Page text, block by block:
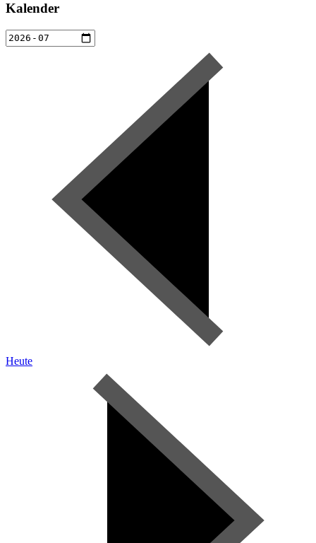
Kalender
Heute